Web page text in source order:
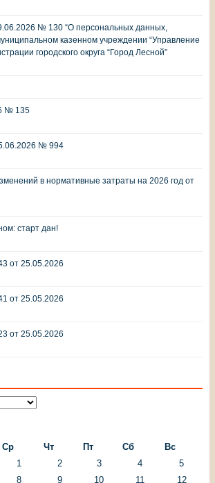
№ 130 “О персональных данных,
казенном учреждении “Управление
городского округа “Город Лесной”
№ 135
№ 994
в нормативные затраты на 2026 год от
старт дан!
от 25.05.2026
от 25.05.2026
от 25.05.2026
Ср Чт Пт Сб
Вс
1
2 3 4
5
8 9 10 11
12